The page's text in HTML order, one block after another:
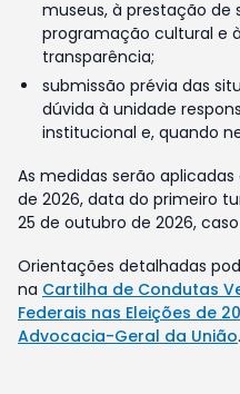
museus, à prestação de
programação cultural e
transparência;
submissão prévia das
dúvida à unidade
institucional e, quando
As medidas serão
de 2026, data do primeiro
25 de outubro de 2026,
Orientações detalhadas
na Cartilha de Condutas
Federais nas Eleições de
Advocacia-Geral da União.